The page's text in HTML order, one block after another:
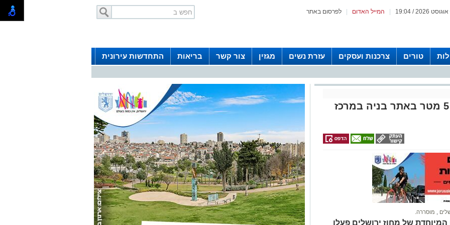
לפרסום באתר המייל האדום
טורים צרכנות ועסקים עזרת נשים מגזין צור קשר בריאות
התחדשות עירונית
"איך שרד": פועל נפל לעומק 5 מטר באתר בניה במרכז
מוסררה.
המיוחדת של מחוז ירושלים פעלו